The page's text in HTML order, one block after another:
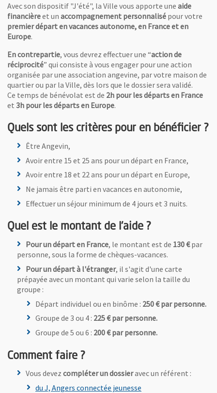
Avec son dispositif "J'été", la Ville vous apporte une aide
financièreet un accompagnement personnalisé pour votre
premier départ en vacances autonome, en France et en
Europe.
En contrepartie, vous devrez effectuer une “action de
réciprocité” qui consiste à vous engager pour une action
organisée par une association angevine, par votre maison de
quartier ou par la Ville, dès lors que le dossier sera validé.
Ce temps de bénévolat est de 2h pour les départs en France
et 3h pour les départs en Europe.
Quels sont les critères pour en bénéficier ?
Être Angevin,
Avoir entre 15 et 25 ans pour un départ en France,
Avoir entre 18 et 22 ans pour un départ en Europe,
Ne jamais être parti en vacances en autonomie,
Effectuer un séjour minimum de 4 jours et 3 nuits.
Quel est le montant de l'aide ?
Pour un départ en France, le montant est de 130 €par
personne, sous la forme de chèques-vacances.
Pour un départ à l'étranger, il s'agit d'une carte
prépayée avec un montant qui varie selon la taille du
groupe :
Départ individuel ou en binôme : 250 € par personne.
Groupe de 3 ou 4 : 225 € par personne.
Groupe de 5 ou 6 : 200 € par personne.
Comment faire ?
Vous devez compléter un dossieravec un référent :
du J, Angers connectée jeunesse